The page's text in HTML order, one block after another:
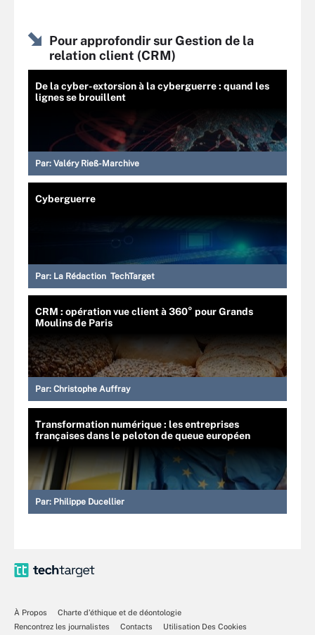
Pour approfondir sur Gestion de la
relation client (CRM)
De la cyber-extorsion à la cyberguerre : quand les
lignes se brouillent
Par: Valéry Rieß-Marchive
Cyberguerre
Par: La Rédaction TechTarget
CRM : opération vue client à 360° pour Grands
Moulins de Paris
Par: Christophe Auffray
Transformation numérique : les entreprises
françaises dans le peloton de queue européen
Par: Philippe Ducellier
À Propos
Charte d’éthique et de déontologie
Rencontrez les journalistes
Contacts
Utilisation Des Cookies